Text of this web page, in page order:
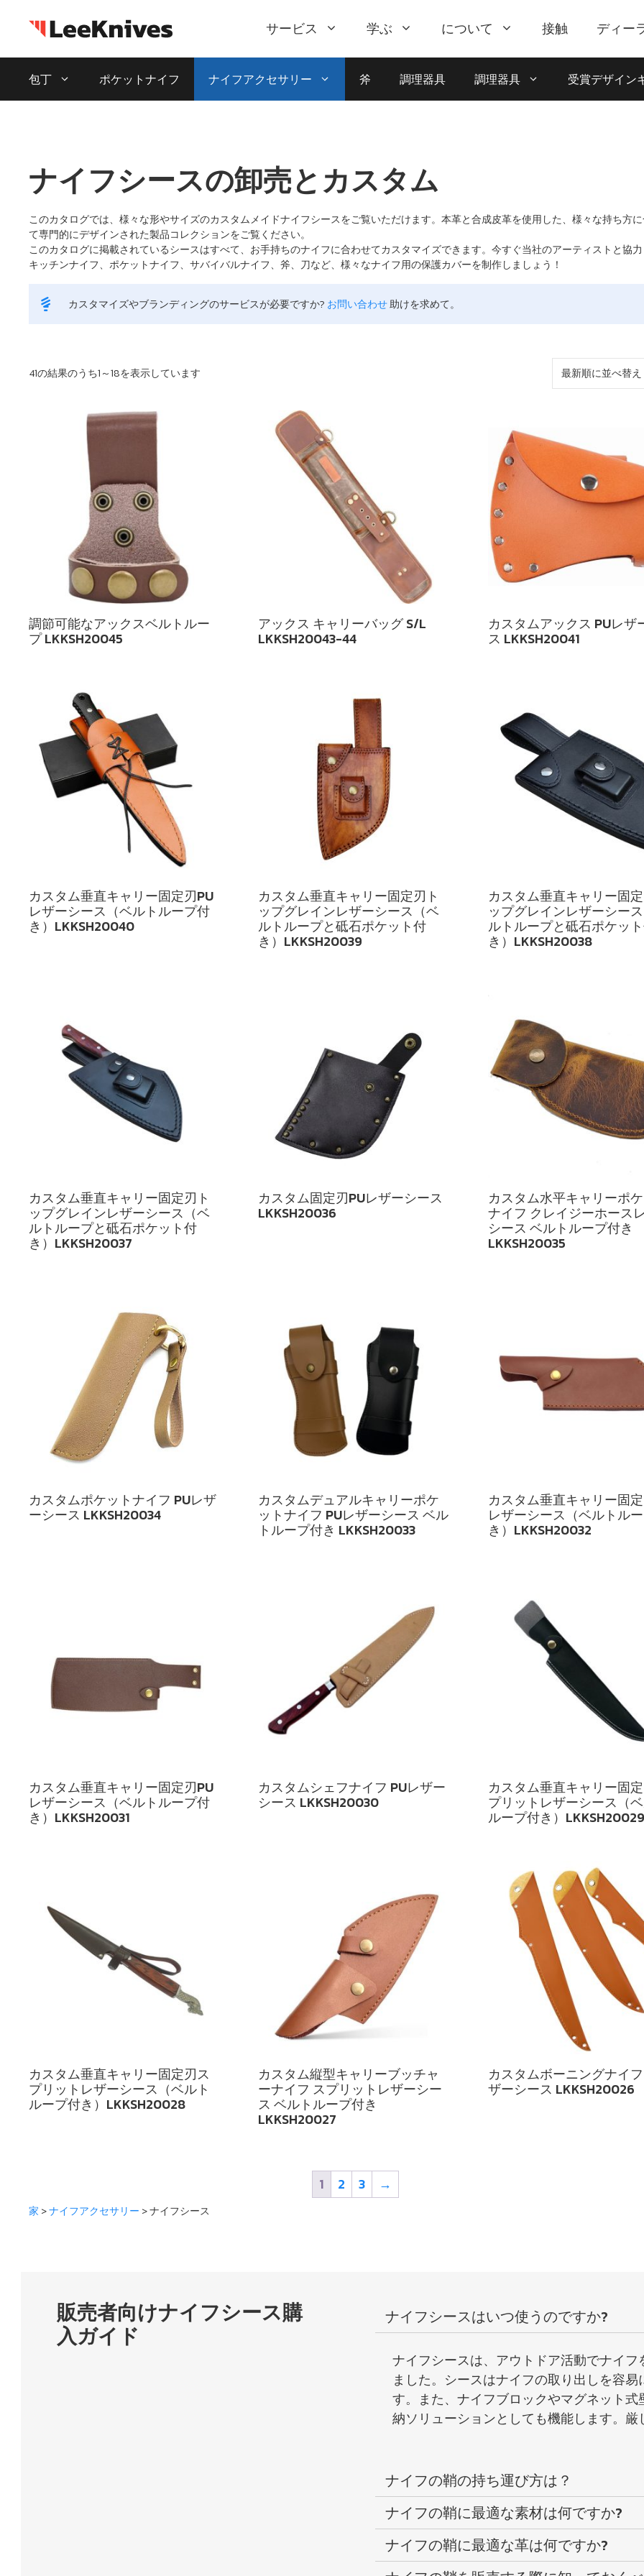
に
サービス 学ぶ について 接触 ディー
包丁 ポケットナイフ ナイフアクセサリー 斧 調理器具 調理器具 受賞デザイン
ナイフシースの卸売とカスタム
このカタログでは、様々な形やサイズのカスタムメイドナイフシースをご覧いただけます。本革と合成皮革を使用した、様々な持ち方
て専門的にデザインされた製品コレクションをご覧ください。
このカタログに掲載されているシースはすべて、お手持ちのナイフに合わせてカスタマイズできます。今すぐ当社のアーティストと協
キッチンナイフ、ポケットナイフ、サバイバルナイフ、斧、刀など、様々なナイフ用の保護カバーを制作しましょう！
カスタマイズやブランディングのサービスが必要ですか? お問い合わせ助けを求めて。
41の結果のうち1～18を表示しています
調節可能なアックスベルトルー
プ LKKSH20045
アックス キャリーバッグ S/L
LKKSH20043-44
カスタムアックス PUレザ
ス LKKSH20041
カスタム垂直キャリー固定刃PU
レザーシース（ベルトループ付
き）LKKSH20040
カスタム垂直キャリー固定刃ト
ップグレインレザーシース（ベ
ルトループと砥石ポケット付
き）LKKSH20039
カスタム垂直キャリー固
ップグレインレザーシー
ルトループと砥石ポケッ
き）LKKSH20038
カスタム垂直キャリー固定刃ト
ップグレインレザーシース（ベ
ルトループと砥石ポケット付
き）LKKSH20037
カスタム固定刃PUレザーシース
LKKSH20036
カスタム水平キャリーポ
ナイフ クレイジーホース
シース ベルトループ付き
LKKSH20035
カスタムポケットナイフ PUレザ
ーシース LKKSH20034
カスタムデュアルキャリーポケ
ットナイフ PUレザーシース ベル
トループ付き LKKSH20033
カスタム垂直キャリー固
レザーシース（ベルトル
き）LKKSH20032
カスタム垂直キャリー固定刃PU
レザーシース（ベルトループ付
き）LKKSH20031
カスタムシェフナイフ PUレザー
シース LKKSH20030
カスタム垂直キャリー固
プリットレザーシース（
ループ付き）LKKSH20029
カスタム垂直キャリー固定刃ス
プリットレザーシース（ベルト
ループ付き）LKKSH20028
カスタム縦型キャリーブッチャ
ーナイフ スプリットレザーシー
ス ベルトループ付き
LKKSH20027
カスタムボーニングナイ
ザーシース LKKSH20026
1 2 3 →
家 >ナイフアクセサリー > ナイフシース
販売者向けナイフシース購
入ガイド
ナイフシースはいつ使うのですか?
ナイフシースは、アウトドア活動でナイ
ました。シースはナイフの取り出しを容
す。また、ナイフブロックやマグネット
納ソリューションとしても機能します。
ナイフの鞘の持ち運び方は？
ナイフの鞘に最適な素材は何ですか?
ナイフの鞘に最適な革は何ですか?